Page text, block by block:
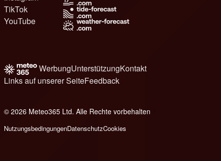
TikTok
YouTube
WerbungUnterstützungKontakt
Links auf unserer SeiteFeedback
© 2026 Meteo365 Ltd. Alle Rechte vorbehalten
NutzungsbedingungenDatenschutzCookies